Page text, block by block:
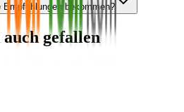
bekommen?
gefallen